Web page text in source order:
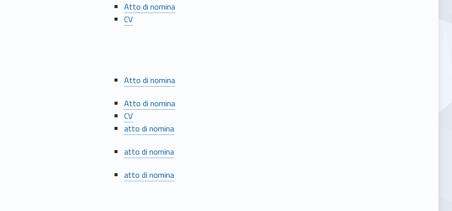
Atto di nomina
CV
Atto di nomina
Atto di nomina
CV
atto di nomina
atto di nomina
atto di nomina